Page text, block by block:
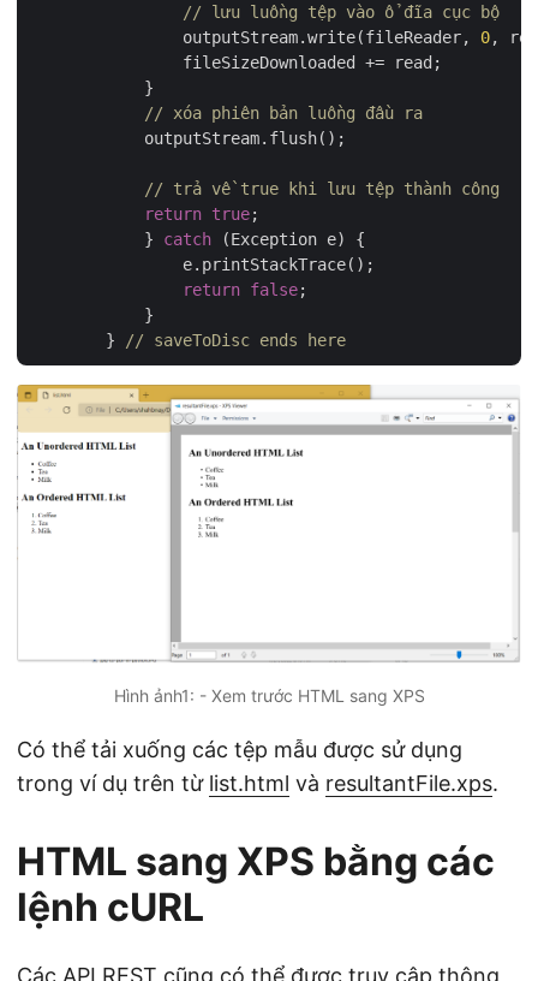
// lưu luồng tệp vào ổ đĩa cục bộ
		outputStream.write(fileReader,
0,
            }
// xóa phiên bản luồng đầu ra
// trả về true khi lưu tệp thành công
return true;
	    }
catch (Exception e) {
return false;
	}
// saveToDisc ends here
Hình ảnh1: - Xem trước HTML sang XPS
Có thể tải xuống các tệp mẫu được sử dụng
trong ví dụ trên từ list.html và resultantFile.xps.
HTML sang XPS bằng các
lệnh cURL